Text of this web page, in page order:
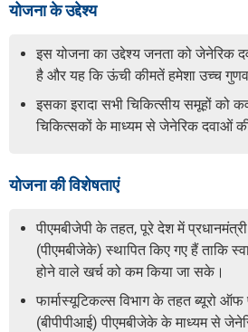
योजना के उद्देश्य
इस योजना का उद्देश्य जनता को जेनेरिक
है और यह कि ऊंची कीमतें हमेशा उच्च
इसका इरादा सभी चिकित्सीय समूहों को
चिकित्सकों के माध्यम से जेनेरिक दवाओं
योजना की विशेषताएं
पीएमबीजेपी के तहत, पूरे देश में
(पीएमबीजेके) स्थापित किए गए हैं ताकि
होने वाले खर्च को कम किया जा सके।
फार्मास्यूटिकल्स विभाग के तहत ब्यूरो ऑफ
(बीपीपीआई) पीएमबीजेके के माध्यम से